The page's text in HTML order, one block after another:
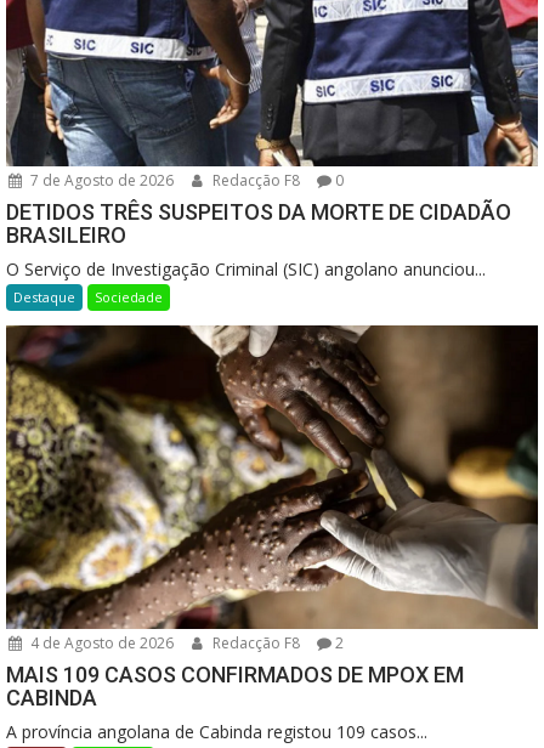
7 de Agosto de 2026 Redacção F8 0
DETIDOS TRÊS SUSPEITOS DA MORTE DE CIDADÃO
BRASILEIRO
O Serviço de Investigação Criminal (SIC) angolano anunciou...
Destaque Sociedade
4 de Agosto de 2026 Redacção F8 2
MAIS 109 CASOS CONFIRMADOS DE MPOX EM
CABINDA
A província angolana de Cabinda registou 109 casos...